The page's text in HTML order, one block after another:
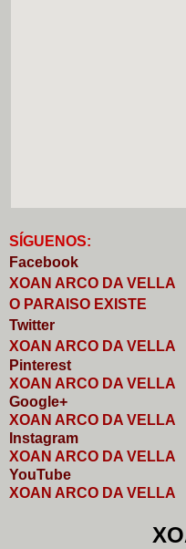
S GUENOS:
Facebook
XOAN ARCO DA VELLA
O PARAISO EXISTE
Twitter
XOAN ARCO DA VELLA
Pinterest
XOAN ARCO DA VELLA
Google+
XOAN ARCO DA VELLA
nstagram
XOAN ARCO DA VELLA
YouTube
XOAN ARCO DA VELLA